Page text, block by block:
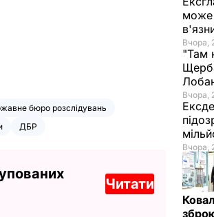
бюро розслідувань
ДБР
Читати
може
Вчора,
"Там
Вчора,
Вчора,